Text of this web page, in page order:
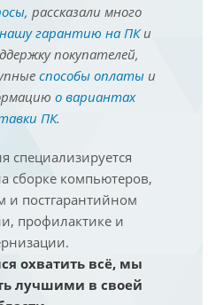
, рассказали много
гарантию на ПКи
покупателей,
способы оплатыи
о вариантах
ПК.
специализируется
сборке компьютеров,
и постгарантийном
профилактике и
охватить всё, мы
лучшими в своей